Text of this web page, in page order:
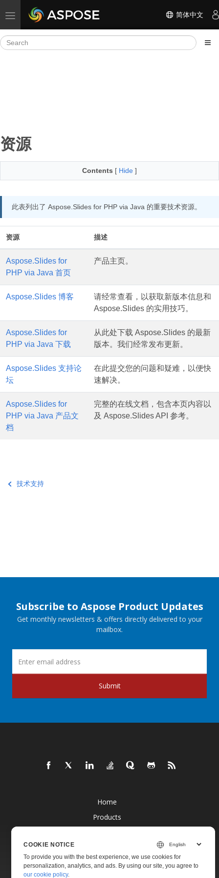
Toggle navigation 简体中文
资源
Contents [ Hide ]
此表列出了 Aspose.Slides for PHP via Java 的重要技术资源。
资源 描述
Aspose.Slides for
PHP via Java 首页
产品主页。
Aspose.Slides 博客
请经常查看，以获取新版本信息和
Aspose.Slides 的实用技巧。
Aspose.Slides for
PHP via Java 下载
从此处下载 Aspose.Slides 的最新
版本。我们经常发布更新。
Aspose.Slides 支持论
坛
在此提交您的问题和疑难，以便快
速解决。
Aspose.Slides for
PHP via Java 产品文
档
完整的在线文档，包含本页内容以
及 Aspose.Slides API 参考。
技术支持
Subscribe to Aspose Product Updates
Get monthly newsletters & offers directly delivered to your
mailbox.
Submit
Home
Products
Docs
COOKIE NOTICE
To provide you with the best experience, we use cookies for
personalization, analytics, and ads. By using our site, you agree to
our cookie policy.